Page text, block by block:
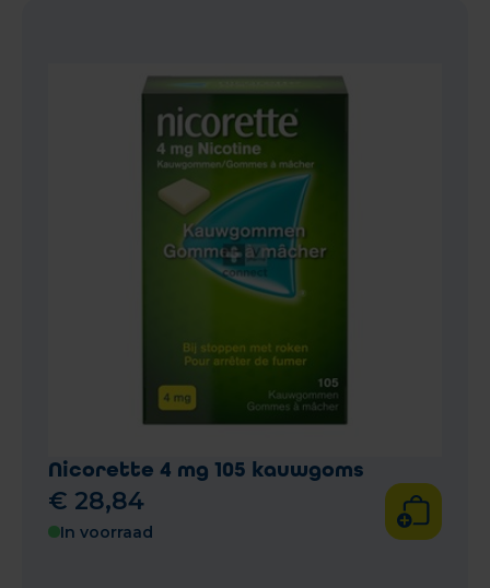
Nicorette 4 mg 105 kauwgoms
€ 28,84
In voorraad